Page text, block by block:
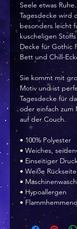
Seele etwas
Tagesdecke wird
besonders leicht
kuscheligen
Decke für Gothic
Bett und Chill-
Sie kommt mit
Motiv und ist
Tagesdecke für
oder einfach zum
auf der Couch.
• 100% Polyester
• Weiches,
• Einseitiger
• Weiße Rückseite
•
• Hypoallergen
• Flammhemmend